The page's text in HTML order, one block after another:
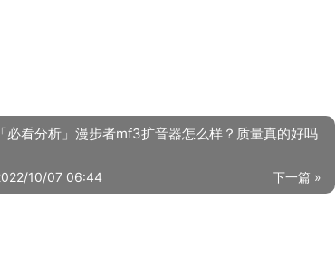
「必看分析」漫步者mf3扩音器怎么样？质量真的好吗
下一篇 »
10/07 06:44